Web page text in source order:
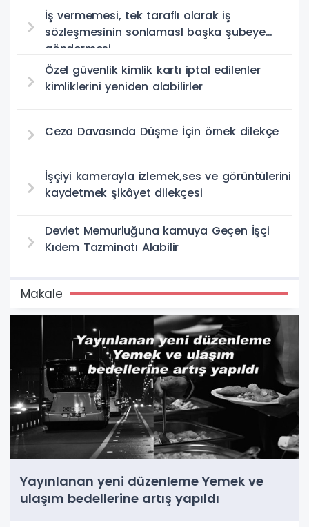
İş vermemesi, tek taraflı olarak iş
sözleşmesinin sonlamasI başka şubeye
göndermesi
Özel güvenlik kimlik kartı iptal edilenler
kimliklerini yeniden alabilirler
Ceza Davasında Düşme İçin örnek dilekçe
İşçiyi kamerayla izlemek,ses ve görüntülerini
kaydetmek şikâyet dilekçesi
Devlet Memurluğuna kamuya Geçen İşçi
Kıdem Tazminatı Alabilir
Makale
Yayınlanan yeni düzenleme Yemek ve
ulaşım bedellerine artış yapıldı